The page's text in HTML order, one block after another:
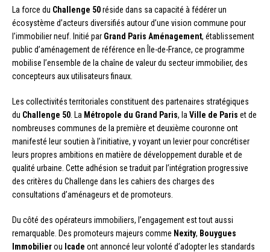
La force du Challenge 50réside dans sa capacité à fédérer un
écosystème d’acteurs diversifiés autour d’une vision commune pour
l’immobilier neuf. Initié par Grand Paris Aménagement, établissement
public d’aménagement de référence en Île-de-France, ce programme
mobilise l’ensemble de la chaîne de valeur du secteur immobilier, des
concepteurs aux utilisateurs finaux.
Les collectivités territoriales constituent des partenaires stratégiques
du Challenge 50 . La Métropole du Grand Paris, la Ville de Paris et de
nombreuses communes de la première et deuxième couronne ont
manifesté leur soutien à l’initiative, y voyant un levier pour concrétiser
leurs propres ambitions en matière de développement durable et de
qualité urbaine. Cette adhésion se traduit par l’intégration progressive
des critères du Challenge dans les cahiers des charges des
consultations d’aménageurs et de promoteurs.
Du côté des opérateurs immobiliers, l’engagement est tout aussi
remarquable. Des promoteurs majeurs comme Nexity, Bouygues
Immobilierou Icade ont annoncé leur volonté d’adopter les standards